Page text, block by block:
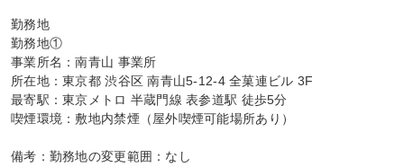
勤務地
勤務地①
事業所名：南青山 事業所
所在地：東京都 渋谷区 南青山5-12-4 全菓連ビル 3F
最寄駅：東京メトロ 半蔵門線 表参道駅 徒歩5分
喫煙環境：敷地内禁煙（屋外喫煙可能場所あり）
備考：勤務地の変更範囲：なし